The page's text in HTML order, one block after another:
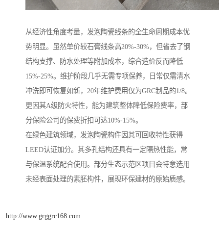
从经济性角度考量，发泡陶瓷线条的全生命周期成本优
势明显。虽然单价较石膏线条高20%-30%，但省去了钢
结构支撑、防水处理等附加成本，综合造价反而降低
15%-25%。维护阶段几乎无需专项保养，日常仅需清水
冲洗即可恢复如新，20年维护费用仅为GRC制品的1/8。
更因其A级防火特性，能为建筑整体降低保险费率，部
分保险公司的保费折扣可达10%-15%。
在绿色建筑领域，发泡陶瓷构件因其可回收特性获得
LEED认证加分。其多孔结构还具有一定隔热性能，常
与保温系统配合使用。部分生态示范区项目会特意选用
未经表面处理的素胚构件，展现环保建材的原始质感。
http://www.grggrc168.com